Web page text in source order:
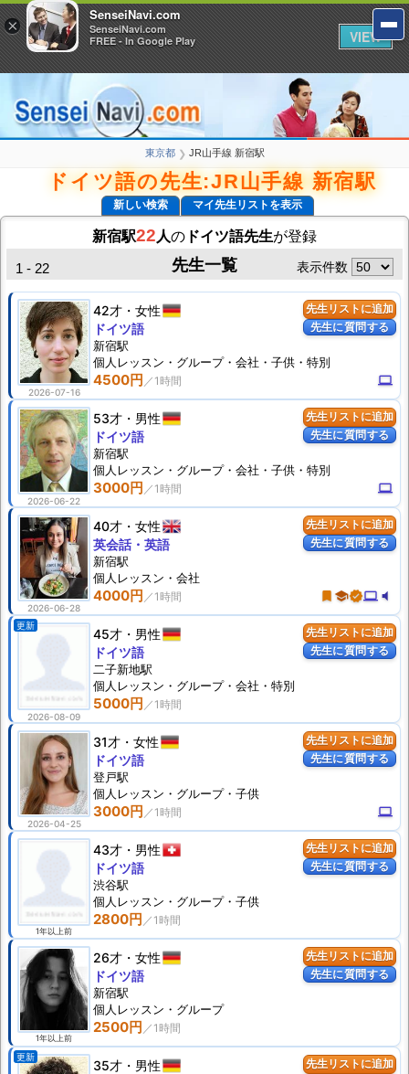
東京都 ❯ JR山手線 新宿駅
ドイツ語の先生:JR山手線 新宿駅
新しい検索 マイ先生リストを表示
新宿駅22 人の ドイツ語先生が登録
先生一覧
1 - 22 表示件数
先生リストに追加
先生に質問する
2026-07-16
42才 女性
4500円 computer
ドイツ語
新宿駅
個人 レッスン ・グループ・会社・子供・特別
先生リストに追加
先生に質問する
2026-06-22
53才 男性
3000円 computer
ドイツ語
新宿駅
個人 レッスン ・グループ・会社・子供・特別
先生リストに追加
先生に質問する
2026-06-28
40才 女性
4000円 turned_in schoolverifiedcomputer volume_mute
英会話・英語
新宿駅
個人 レッスン ・会社
先生リストに追加
先生に質問する
更新
2026-08-09
45才 男性
5000円
ドイツ語
二子新地駅
個人 レッスン ・グループ・会社・特別
先生リストに追加
先生に質問する
2026-04-25
31才 女性
3000円 computer
ドイツ語
登戸駅
個人 レッスン ・グループ・子供
先生リストに追加
先生に質問する
1年以上前
43才 男性
2800円
ドイツ語
渋谷駅
個人 レッスン ・グループ・子供
先生リストに追加
先生に質問する
1年以上前
26才 女性
2500円
ドイツ語
新宿駅
個人 レッスン ・グループ
先生リストに追加
更新
35才 男性
×
SenseiNavi.com
SenseiNavi.com
FREE - In Google Play
VIEW
×
SenseiNavi.com
SenseiNavi.com
FREE - In Google Play
VIEW